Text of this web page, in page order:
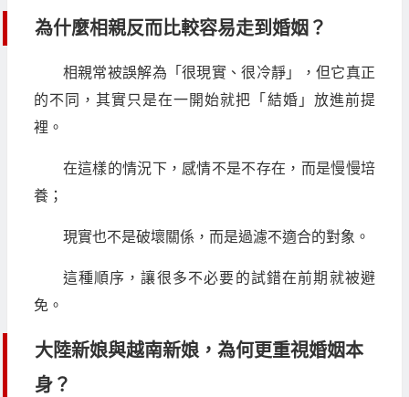
為什麼相親反而比較容易走到婚姻？
相親常被誤解為「很現實、很冷靜」，但它真正
的不同，其實只是在一開始就把「結婚」放進前提
裡。
在這樣的情況下，感情不是不存在，而是慢慢培
養；
現實也不是破壞關係，而是過濾不適合的對象。
這種順序，讓很多不必要的試錯在前期就被避
免。
大陸新娘與越南新娘，為何更重視婚姻本
身？